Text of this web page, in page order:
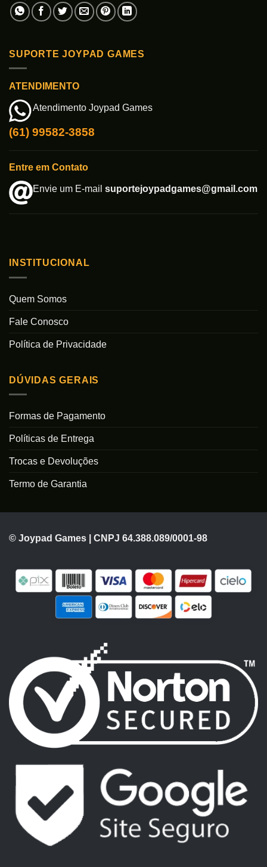
SUPORTE JOYPAD GAMES
ATENDIMENTO
Atendimento Joypad Games
(61) 99582-3858
Entre em Contato
Envie um E-mail suportejoypadgames@gmail.com
INSTITUCIONAL
Quem Somos
Fale Conosco
Política de Privacidade
DÚVIDAS GERAIS
Formas de Pagamento
Políticas de Entrega
Trocas e Devoluções
Termo de Garantia
© Joypad Games | CNPJ 64.388.089/0001-98